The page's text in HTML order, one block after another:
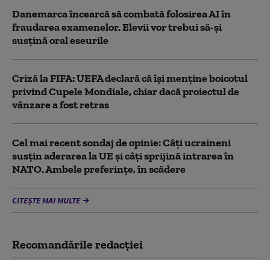
Danemarca încearcă să combată folosirea AI în
fraudarea examenelor. Elevii vor trebui să-şi
susţină oral eseurile
Criză la FIFA: UEFA declară că îşi menţine boicotul
privind Cupele Mondiale, chiar dacă proiectul de
vânzare a fost retras
Cel mai recent sondaj de opinie: Câți ucraineni
susțin aderarea la UE și câți sprijină intrarea în
NATO. Ambele preferințe, în scădere
CITEȘTE MAI MULTE
Recomandările redacţiei